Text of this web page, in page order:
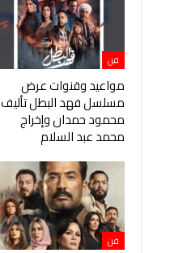
فن
مواعيد وقنوات عرض
مسلسل فهد البطل تأليف
محمود حمدان وإخراج
محمد عبد السلام
فن